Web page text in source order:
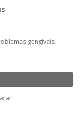
gengivais.